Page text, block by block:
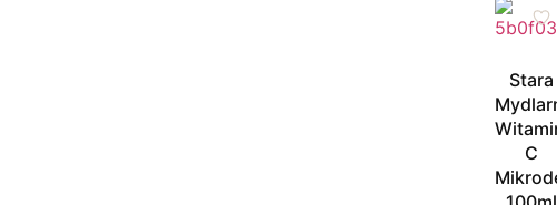
Stara
C